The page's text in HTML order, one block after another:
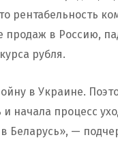
рентабельность
в Россию,
рубля.
в Украине.
начала процесс
Беларусь», —